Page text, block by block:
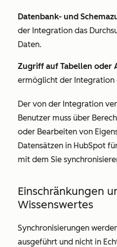
Datenbank- und
der Integration das
Daten.
Zugriff auf Tabellen oder
ermöglicht der Integration
Der von der Integration
Benutzer muss über
oder Bearbeiten von
Datensätzen in HubSpot
mit dem Sie
Einschränkungen
Wissenswertes
Synchronisierungen
ausgeführt und nicht in